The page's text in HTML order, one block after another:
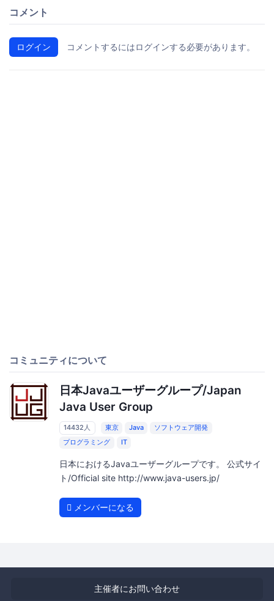
コメント
ログイン コメントするにはログインする必要があります。
コミュニティについて
日本Javaユーザーグループ/Japan
Java User Group
14432人 東京 Java
ソフトウェア開発
プログラミング
IT
日本におけるJavaユーザーグループです。 公式サイ
ト/Official site http://www.java-users.jp/
メンバーになる
主催者にお問い合わせ